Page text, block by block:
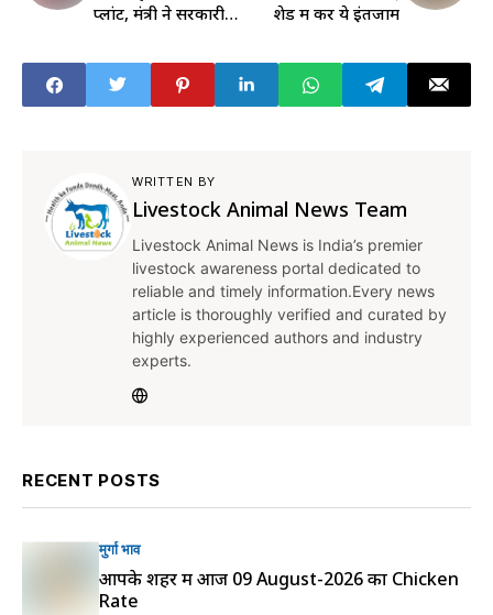
प्लांट, मंत्री ने सरकारी
शेड में करें ये इंतजाम
WRITTEN BY
Livestock Animal News Team
Livestock Animal News is India’s premier
livestock awareness portal dedicated to
reliable and timely information.Every news
article is thoroughly verified and curated by
highly experienced authors and industry
experts.
RECENT POSTS
मुर्गा भाव
आपके शहर में आज 09 August-2026 का Chicken
Rate